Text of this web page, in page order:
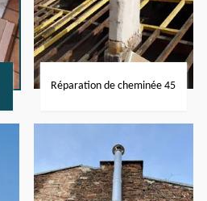
Réparation de cheminée 45